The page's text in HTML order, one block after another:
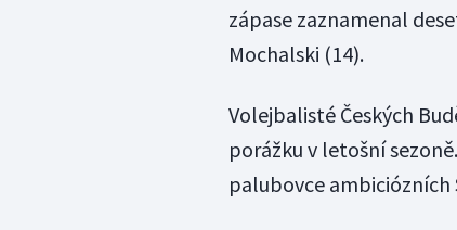
zápase zaznamenal
Mochalski (14).
Volejbalisté Českých
porážku v letošní
palubovce